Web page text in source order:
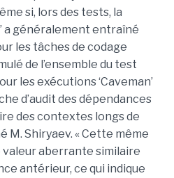
si, lors des tests, la
a généralement entraîné
les tâches de codage
de l’ensemble du test
les exécutions ‘Caveman’
d’audit des dépendances
des contextes longs de
M. Shiryaev. « Cette même
aberrante similaire
antérieur, ce qui indique